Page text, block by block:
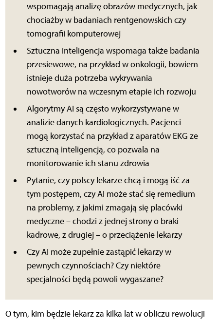
wspomagają analizę obrazów medycznych, jak
chociażby w badaniach rentgenowskich czy
tomografii komputerowej
Sztuczna inteligencja wspomaga także badania
przesiewowe, na przykład w onkologii, bowiem
istnieje duża potrzeba wykrywania
nowotworów na wczesnym etapie ich rozwoju
Algorytmy AI są często wykorzystywane w
analizie danych kardiologicznych. Pacjenci
mogą korzystać na przykład z aparatów EKG ze
sztuczną inteligencją, co pozwala na
monitorowanie ich stanu zdrowia
Pytanie, czy polscy lekarze chcą i mogą iść za
tym postępem, czy AI może stać się remedium
na problemy, z jakimi zmagają się placówki
medyczne – chodzi z jednej strony o braki
kadrowe, z drugiej – o przeciążenie lekarzy
Czy AI może zupełnie zastąpić lekarzy w
pewnych czynnościach? Czy niektóre
specjalności będą powoli wygaszane?
O tym, kim będzie lekarz za kilka lat w obliczu rewolucji